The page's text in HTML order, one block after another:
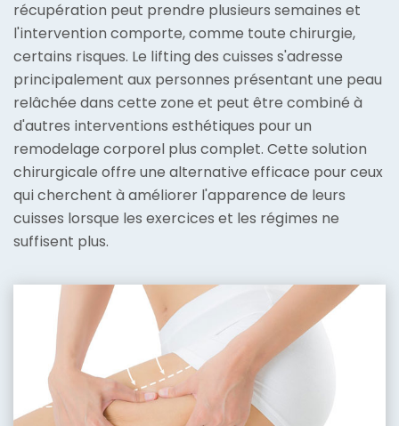
récupération peut prendre plusieurs semaines et
l'intervention comporte, comme toute chirurgie,
certains risques. Le lifting des cuisses s'adresse
principalement aux personnes présentant une peau
relâchée dans cette zone et peut être combiné à
d'autres interventions esthétiques pour un
remodelage corporel plus complet. Cette solution
chirurgicale offre une alternative efficace pour ceux
qui cherchent à améliorer l'apparence de leurs
cuisses lorsque les exercices et les régimes ne
suffisent plus.